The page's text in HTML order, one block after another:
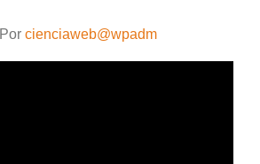
Por cienciaweb@wpadm